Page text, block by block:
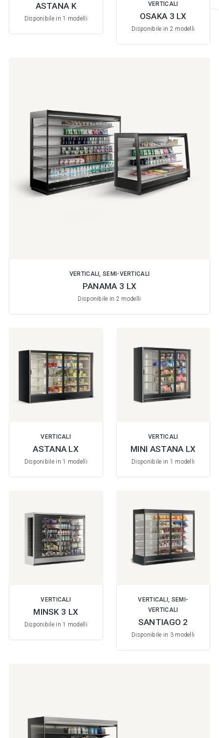
ASTANA K
Disponibile in 1 modelli
VERTICALI
OSAKA 3 LX
Disponibile in 2 modelli
VERTICALI, SEMI-VERTICALI
PANAMA 3 LX
Disponibile in 2 modelli
VERTICALI
ASTANA LX
Disponibile in 1 modelli
VERTICALI
MINI ASTANA LX
Disponibile in 1 modelli
VERTICALI
MINSK 3 LX
Disponibile in 1 modelli
VERTICALI, SEMI-
VERTICALI
SANTIAGO 2
Disponibile in 3 modelli